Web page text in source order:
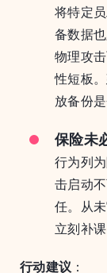
将特定
备数据
物理攻
性短板
放备份
保险未
行为列
击启动
任。从
立刻补课
行动建议 ：